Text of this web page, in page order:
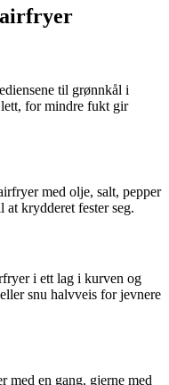
til grønnkål i
for mindre fukt gir
med olje, salt, pepper
krydderet fester seg.
i ett lag i kurven og
snu halvveis for jevnere
med en gang, gjerne med